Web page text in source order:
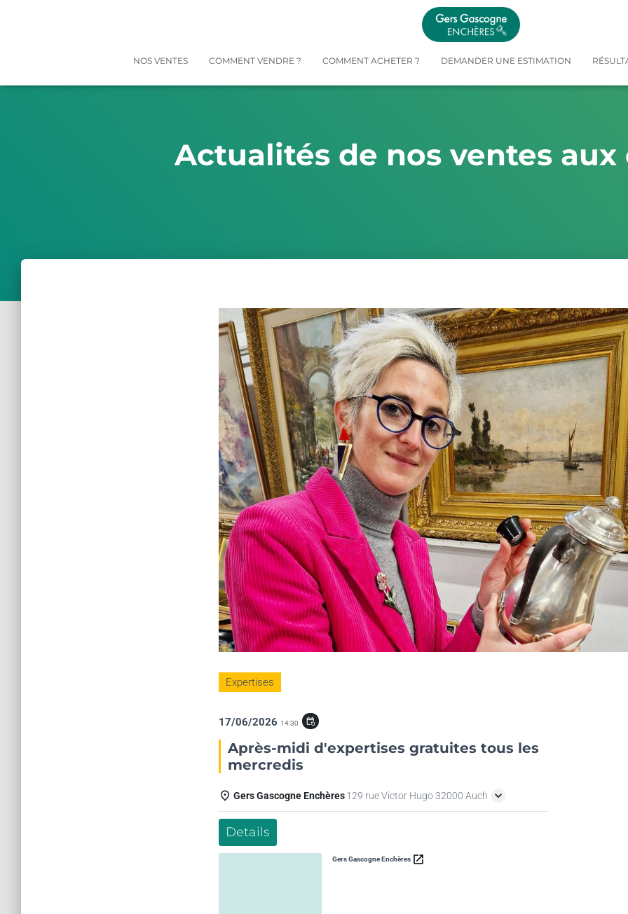
NOS VENTES COMMENT VENDRE ? COMMENT ACHETER ? DEMANDER UNE ESTIMATION
Actualités de nos ventes aux
Expertises
17/06/2026 14:30 event_repeat
Après-midi d'expertises gratuites tous les
mercredis
Gers Gascogne Enchères 129 rue Victor Hugo 32000 Auch
Details
Gers Gascogne Enchères